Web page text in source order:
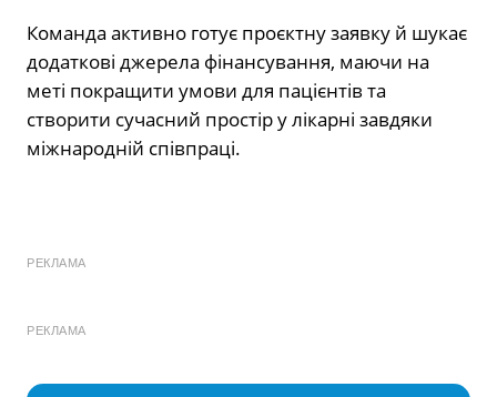
Команда активно готує проєктну заявку й шукає
додаткові джерела фінансування, маючи на
меті покращити умови для пацієнтів та
створити сучасний простір у лікарні завдяки
міжнародній співпраці.
РЕКЛАМА
РЕКЛАМА